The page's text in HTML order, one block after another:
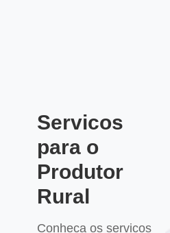
Servicos
para o
Produtor
Rural
Conheca os servicos